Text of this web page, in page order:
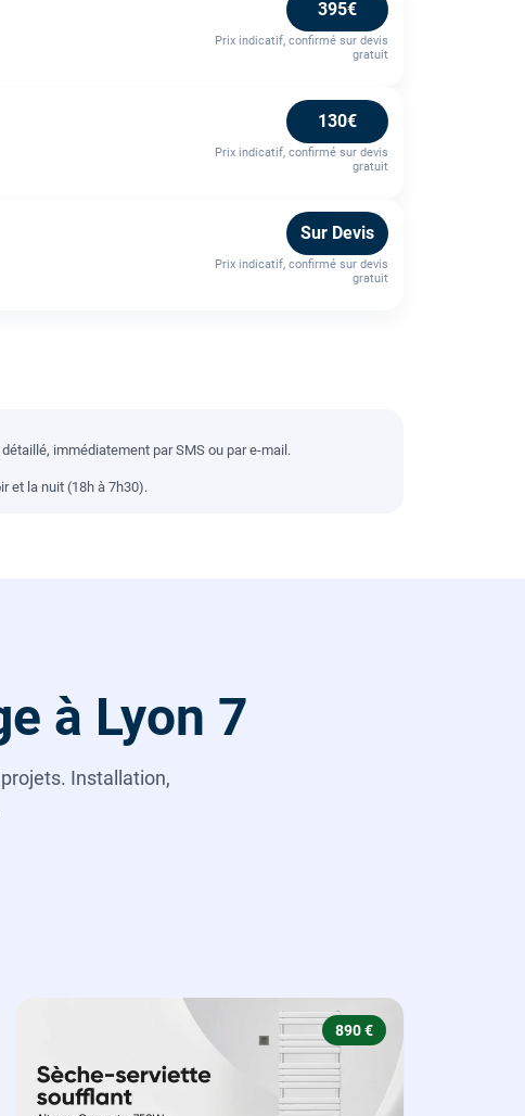
395€
Prix indicatif, confirmé sur devis
gratuit
130€
Prix indicatif, confirmé sur devis
gratuit
Sur Devis
Prix indicatif, confirmé sur devis
gratuit
immédiatement par SMS ou par e-mail.
et la nuit (18h à 7h30).
à Lyon 7
Installation,
890 €